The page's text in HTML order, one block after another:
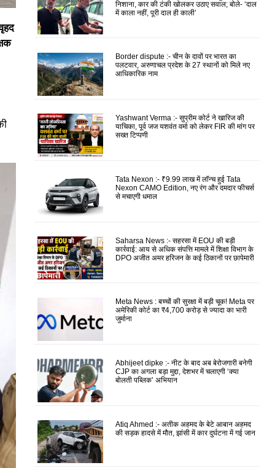
निशाना, कार की टंकी खोलकर उठाए सवाल; बोले- ‘दाल
में काला नहीं, पूरी दाल ही काली’
Border dispute :- चीन के दावों पर भारत का
पलटवार, अरुणाचल प्रदेश के 27 स्थानों को मिले नए
आधिकारिक नाम
Yashwant Verma :- सुप्रीम कोर्ट ने खारिज की
याचिका, पूर्व जज यशवंत वर्मा को लेकर FIR की मांग पर
सख्त टिप्पणी
Tata Nexon :- ₹9.99 लाख में लॉन्च हुई Tata
Nexon CAMO Edition, नए रंग और दमदार फीचर्स
से मचाएगी धमाल
Saharsa News :- सहरसा में EOU की बड़ी
कार्रवाई: आय से अधिक संपत्ति मामले में शिक्षा विभाग के
DPO अजीत अमर हरिजन के कई ठिकानों पर छापेमारी
Meta News : बच्चों की सुरक्षा में बड़ी चूक! Meta पर
अमेरिकी कोर्ट का ₹4,700 करोड़ से ज्यादा का भारी
जुर्माना
Abhijeet dipke :- नीट के बाद अब बेरोजगारी बनेगी
CJP का अगला बड़ा मुद्दा, देशभर में चलाएगी ‘क्या
बोलती पब्लिक’ अभियान
Atiq Ahmed :- अतीक अहमद के बेटे आबान अहमद
की सड़क हादसे में मौत, झांसी में कार दुर्घटना में गई जान